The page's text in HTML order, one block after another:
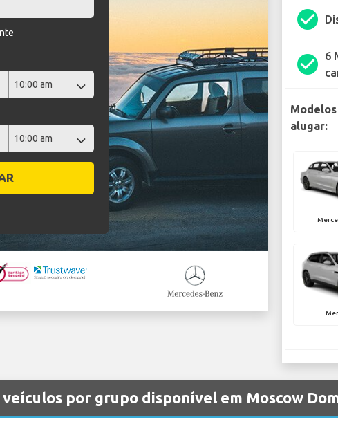
check_circle
check_circle
6
alugar:
por grupo disponível em Moscow